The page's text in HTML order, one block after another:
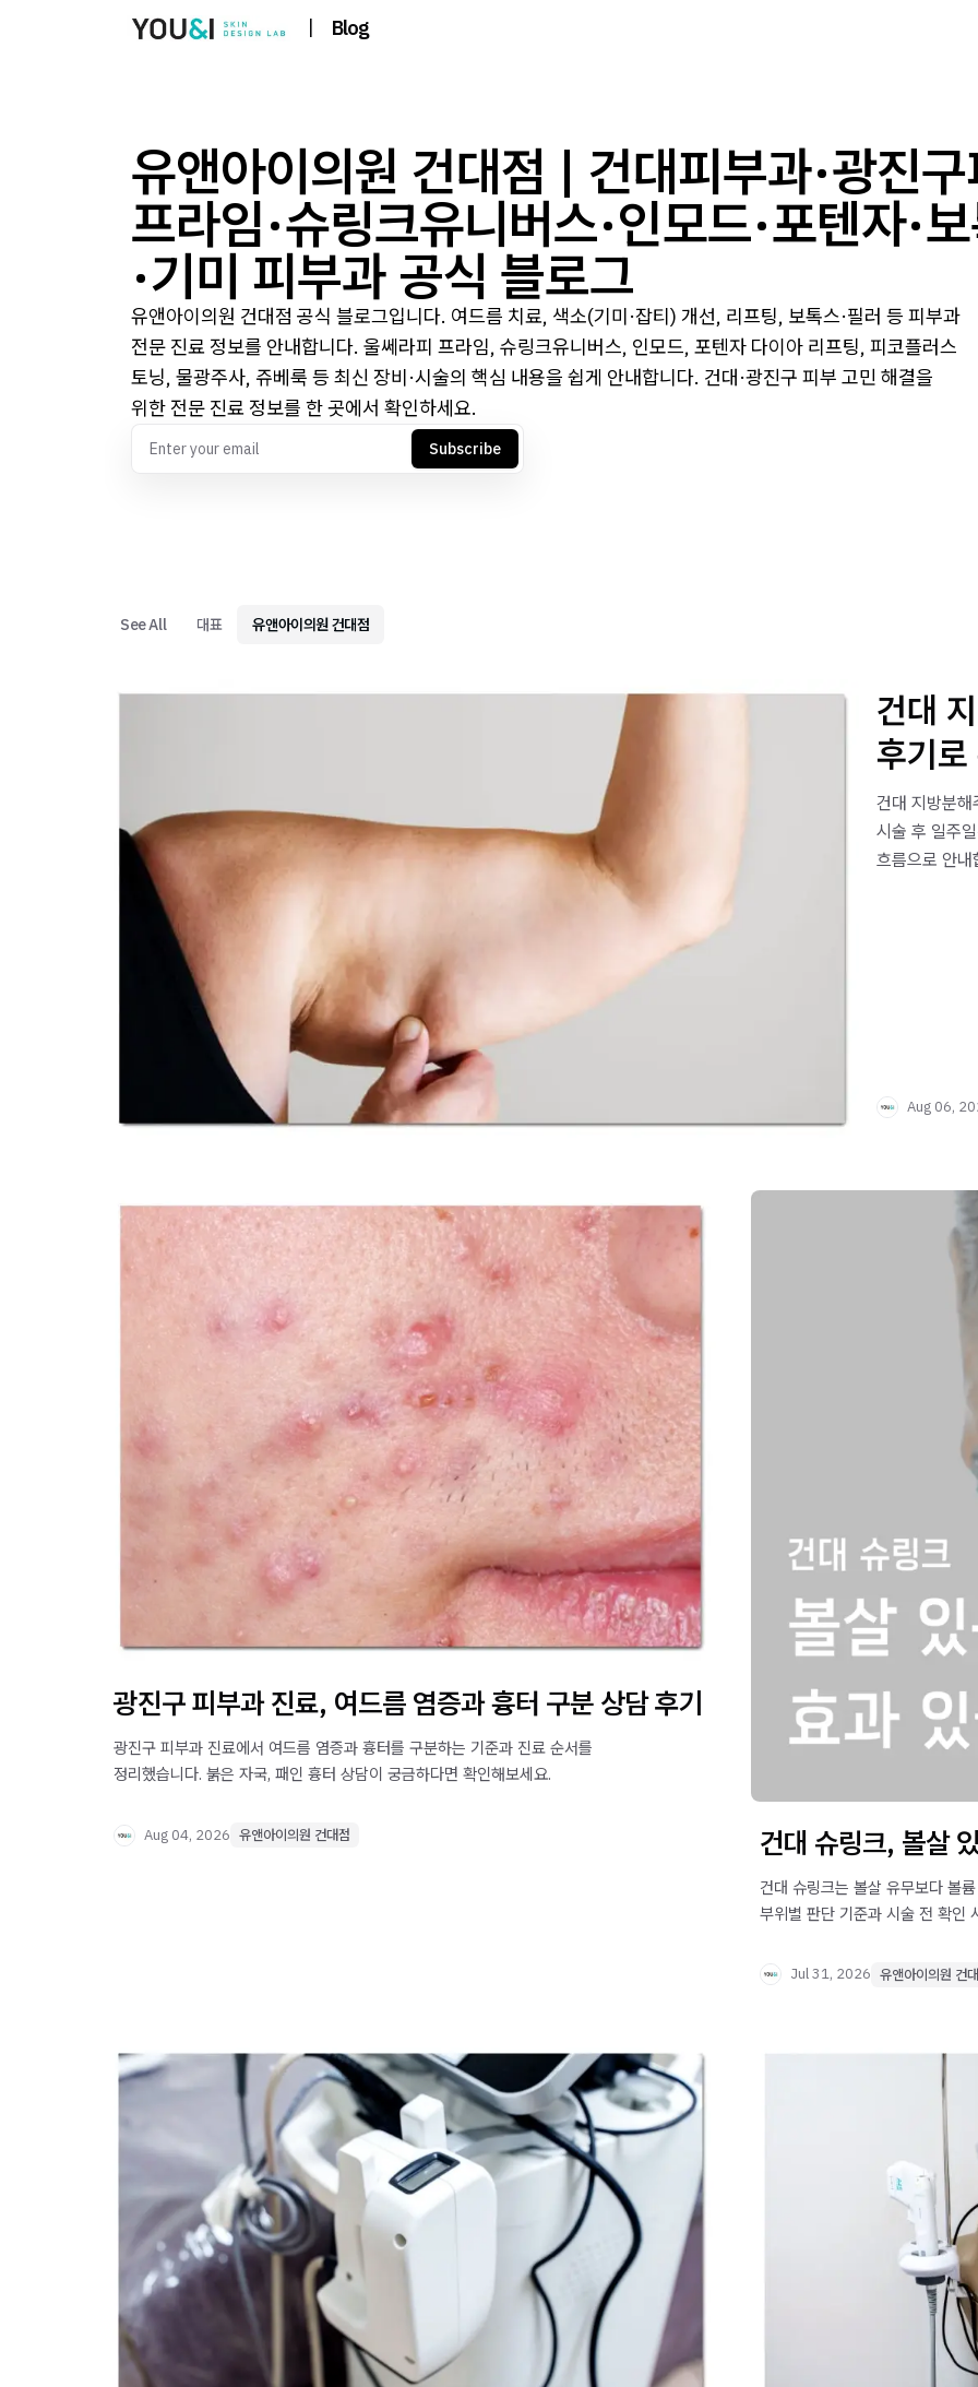
| Blog
유앤아이의원 건대점 | 건대피부과·광진
프라임·슈링크유니버스·인모드·포텐자·
·기미 피부과 공식 블로그
유앤아이의원 건대점 공식 블로그입니다. 여드름 치료, 색소(기미·잡티) 개선, 리프팅, 보톡스·필러 등 피부과
전문 진료 정보를 안내합니다. 울쎄라피 프라임, 슈링크유니버스, 인모드, 포텐자 다이아 리프팅, 피코플러스
토닝, 물광주사, 쥬베룩 등 최신 장비·시술의 핵심 내용을 쉽게 안내합니다. 건대·광진구 피부 고민 해결을
위한 전문 진료 정보를 한 곳에서 확인하세요.
Subscribe
See All 대표 유앤아이의원 건대점
건대
후기
건대 지방분
시술 후 일주
흐름으로 안내
Aug 06,
광진구 피부과 진료, 여드름 염증과 흉터 구분 상담 후기
광진구 피부과 진료에서 여드름 염증과 흉터를 구분하는 기준과 진료 순서를
정리했습니다. 붉은 자국, 패인 흉터 상담이 궁금하다면 확인해보세요.
Aug 04, 2026 유앤아이의원 건대점 건대 슈링크, 볼살
건대 슈링크는 볼살 유무보다 볼
부위별 판단 기준과 시술 전 확인
Jul 31, 2026 유앤아이의원 건